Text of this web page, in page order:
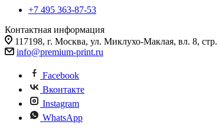
+7 495 363-87-53
Контактная информация
117198, г. Москва, ул. Миклухо-Маклая, вл. 8,
info@premium-print.ru
Facebook
Вконтакте
Instagram
WhatsApp